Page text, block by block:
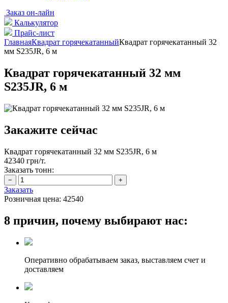
Заказ он-лайн
Калькулятор
Прайс-лист
ГлавнаяКвадрат горячекатанныйКвадрат горячекатанный 32
мм S235JR, 6 м
Квадрат горячекатанный 32 мм
S235JR, 6 м
Закажите сейчас
Квадрат горячекатанный 32 мм S235JR, 6 м
42340 грн/т.
Заказать тонн:
Заказать
Розничная цена: 42540
8 причин, почему выбирают нас:
Оперативно обрабатываем заказ, выставляем счет и
доставляем